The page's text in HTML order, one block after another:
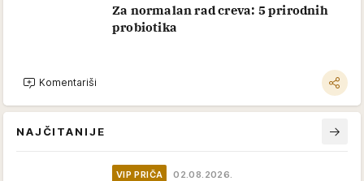
Za normalan rad creva: 5 prirodnih
probiotika
Komentariši
NAJČITANIJE
VIP PRIČA 02.08.2026.